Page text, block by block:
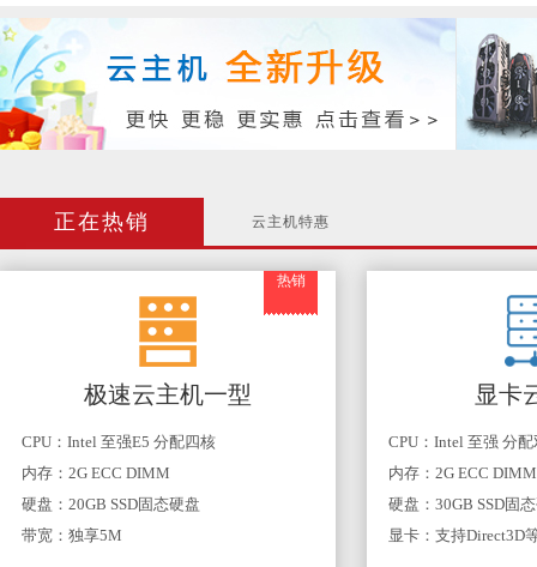
正在热销 云主机特惠
热销
极速云主机一型
CPU：Intel 至强E5 分配四核
内存：2G ECC DIMM
硬盘：20GB SSD固态硬盘
带宽：独享5M
显卡
CPU：Intel 至强 分
内存：2G ECC DIMM
硬盘：30GB SSD固
显卡：支持Direct3D